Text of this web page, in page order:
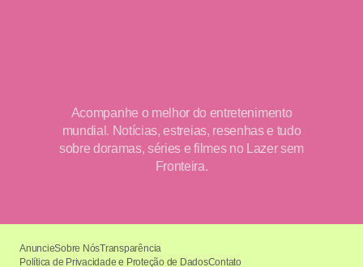
Acompanhe o melhor do entretenimento
mundial. Notícias, estreias, resenhas e tudo
sobre doramas, séries e filmes no Lazer sem
Fronteira.
AnuncieSobre NósTransparência
Política de Privacidade e Proteção de DadosContato